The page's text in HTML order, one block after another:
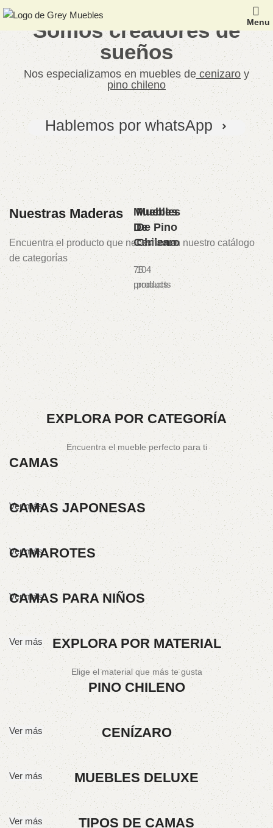
Menu
Somos creadores de
sueños
Nos especializamos en muebles de cenizaro y
pino chileno
Hablemos por whatsApp
Muebles
De
Cenizaro
75
products
Muebles
De Pino
Chileno
104
products
Nuestras Maderas
Encuentra el producto que necesitas en nuestro catálogo
de categorías
EXPLORA POR CATEGORÍA
Encuentra el mueble perfecto para ti
CAMAS
Ver más
CAMAS JAPONESAS
Ver más
CAMAROTES
Ver más
CAMAS PARA NIÑOS
Ver más EXPLORA POR MATERIAL
Elige el material que más te gusta
PINO CHILENO
Ver más CENÍZARO
Ver más MUEBLES DELUXE
Ver más TIPOS DE CAMAS